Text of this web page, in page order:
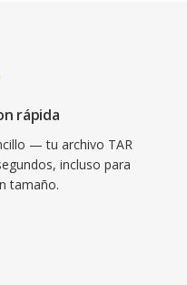
rápida
— tu archivo TAR
incluso para
tamaño.